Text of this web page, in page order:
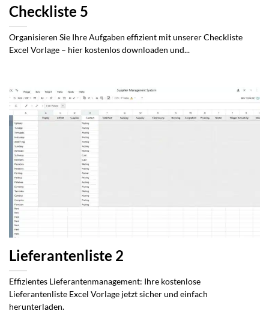
Checkliste 5
Organisieren Sie Ihre Aufgaben effizient mit unserer Checkliste
Excel Vorlage – hier kostenlos downloaden und...
Lieferantenliste 2
Effizientes Lieferantenmanagement: Ihre kostenlose
Lieferantenliste Excel Vorlage jetzt sicher und einfach
herunterladen.